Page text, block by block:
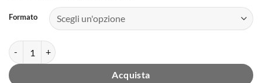
Formato
Il sogno della farfalla n. 1-2022 quantità
Acquista